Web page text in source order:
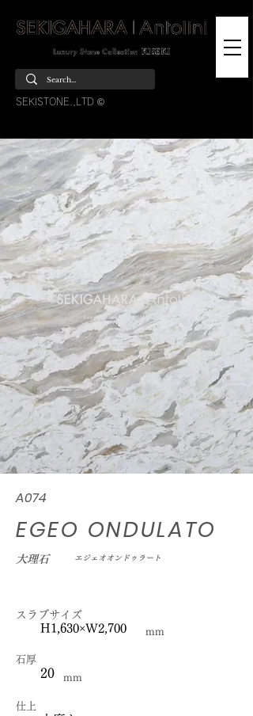
SEKISTONE.,LTD ©
A074
EGEO ONDULATO
大理石 エジェオオンドゥラート
スラブサイズ
H1,630×W2,700 mm
石厚
20 mm
仕上